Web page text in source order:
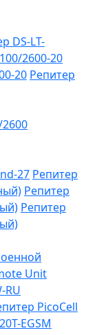
DS-LT-
2600-20
20 Репитер
27 Репитер
Репитер
Репитер
Unit
RU
PicoCell
EGSM